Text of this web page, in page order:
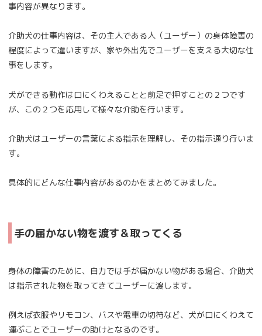
事内容が異なります。
介助犬の仕事内容は、その主人である人（ユーザー）の身体障害の
程度によって違いますが、家や外出先でユーザーを支える大切な仕
事をします。
犬ができる動作は口にくわえることと前足で押すことの２つです
が、この２つを応用して様々な介助を行います。
介助犬はユーザーの言葉による指示を理解し、その指示通り行いま
す。
具体的にどんな仕事内容があるのかをまとめてみました。
手の届かない物を渡す＆取ってくる
身体の障害のために、自力では手が届かない物がある場合、介助犬
は指示された物を取ってきてユーザーに渡します。
例えば衣服やリモコン、バスや電車の切符など、犬が口にくわえて
運ぶことでユーザーの助けとなるのです。